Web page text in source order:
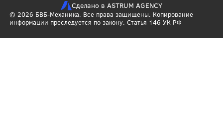
© 2026 БВБ-Механика. Все права защищены. Копирование
информации преследуется по закону. Статья 146 УК РФ
Сделано в ASTRUM AGENCY